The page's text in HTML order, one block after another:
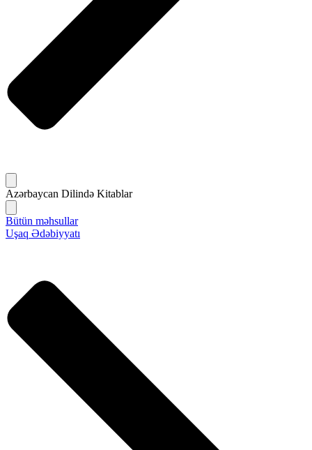
Azərbaycan Dilində Kitablar
Bütün məhsullar
Uşaq Ədəbiyyatı